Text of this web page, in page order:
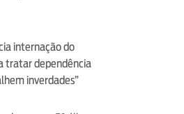
internação do
tratar dependência
inverdades”